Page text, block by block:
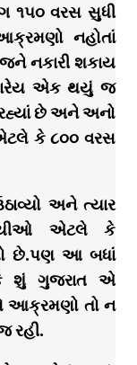
૧૫૦ વરસ સુધી
નહોતાં
નકારી શકાય
એક થયું જ
છે અને અનો
કે ૮૦૦ વરસ
અને ત્યાર
એટલે કે
છે.પણ આ બધાં
કે શું ગુજરાત એ
આક્રમણો તો ન
રહી.